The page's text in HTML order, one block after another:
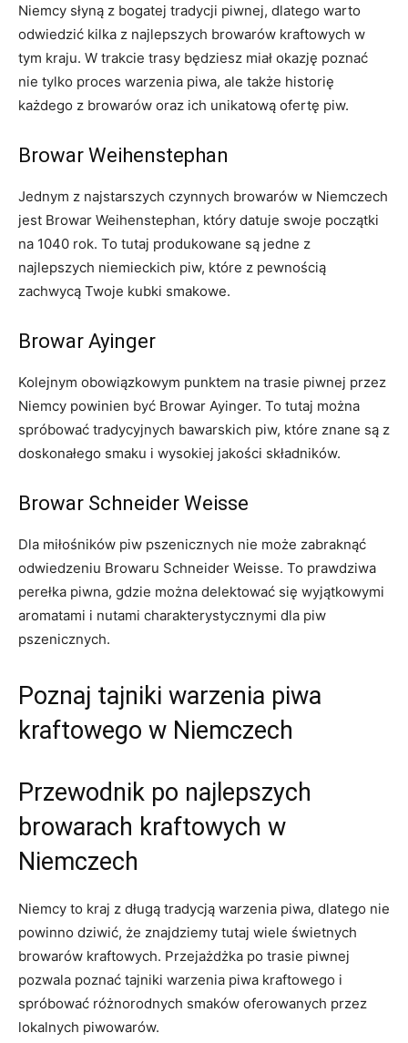
Niemcy słyną z bogatej tradycji piwnej, dlatego warto
odwiedzić kilka z ⁣najlepszych browarów kraftowych w
⁣tym kraju. ⁤W trakcie trasy będziesz miał ‍okazję‌ poznać
nie tylko proces warzenia‍ piwa, ale także historię
każdego ⁢z browarów oraz ich unikatową ofertę piw.
Browar Weihenstephan
Jednym ⁤z najstarszych czynnych browarów w Niemczech
jest Browar Weihenstephan, który datuje swoje początki
na 1040⁢ rok. To tutaj produkowane ⁢są jedne z
najlepszych niemieckich piw, które z ⁣pewnością
zachwycą Twoje kubki smakowe.
Browar Ayinger
Kolejnym ⁢obowiązkowym punktem⁢ na trasie piwnej przez
Niemcy powinien być Browar Ayinger. To tutaj można
spróbować tradycyjnych ⁣bawarskich piw, które znane są z
doskonałego smaku​ i wysokiej⁤ jakości składników.
Browar ‍Schneider Weisse
Dla miłośników‌ piw pszenicznych nie może zabraknąć
odwiedzeniu Browaru ⁣Schneider Weisse. To‌ prawdziwa ​
perełka piwna, gdzie ‍można delektować się‍ wyjątkowymi
aromatami i nutami charakterystycznymi dla piw
pszenicznych.
Poznaj tajniki warzenia‍ piwa⁢
kraftowego w Niemczech
Przewodnik po najlepszych⁣
browarach ‌kraftowych w
Niemczech
Niemcy ​to ⁣kraj‌ z długą tradycją warzenia piwa, dlatego nie
powinno dziwić, że znajdziemy ⁢tutaj wiele ⁣świetnych
browarów kraftowych.‌ Przejażdżka po trasie piwnej
pozwala poznać tajniki warzenia piwa kraftowego i
⁣spróbować różnorodnych smaków oferowanych przez
lokalnych⁢ piwowarów.